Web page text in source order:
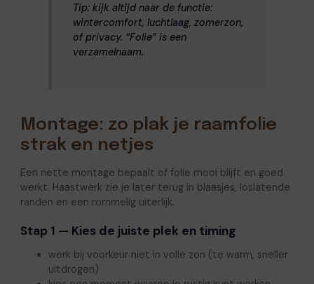
Tip: kijk altijd naar de functie:
wintercomfort, luchtlaag, zomerzon,
of privacy. “Folie” is een
verzamelnaam.
Montage: zo plak je raamfolie
strak en netjes
Een nette montage bepaalt of folie mooi blijft en goed
werkt. Haastwerk zie je later terug in blaasjes, loslatende
randen en een rommelig uiterlijk.
Stap 1 — Kies de juiste plek en timing
werk bij voorkeur niet in volle zon (te warm, sneller
uitdrogen)